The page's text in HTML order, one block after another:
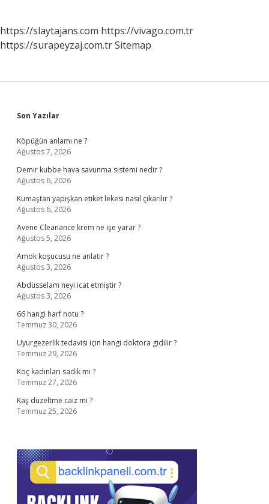
https://slaytajans.com https://vivago.com.tr
https://surapeyzaj.com.trSitemap
Sidebar
Son Yazılar
Köpüğün anlamı ne ?
Ağustos 7, 2026
Demir kubbe hava savunma sistemi nedir ?
Ağustos 6, 2026
Kumaştan yapışkan etiket lekesi nasıl çıkarılır ?
Ağustos 6, 2026
Avene Cleanance krem ne işe yarar ?
Ağustos 5, 2026
Amok koşucusu ne anlatır ?
Ağustos 3, 2026
Abdüsselam neyi icat etmiştir ?
Ağustos 3, 2026
66 hangi harf notu ?
Temmuz 30, 2026
Uyurgezerlik tedavisi için hangi doktora gidilir ?
Temmuz 29, 2026
Koç kadınları sadık mı ?
Temmuz 27, 2026
Kaş düzeltme caiz mi ?
Temmuz 25, 2026